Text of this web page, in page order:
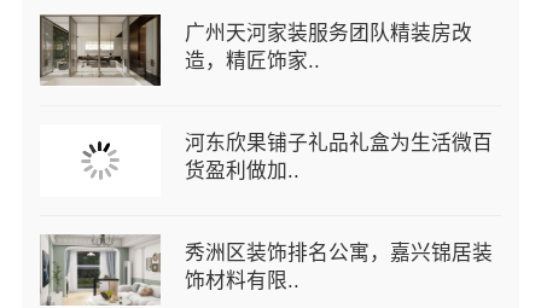
广州天河家装服务团队精装房改
造，精匠饰家..
河东欣果铺子礼品礼盒为生活微百
货盈利做加..
秀洲区装饰排名公寓，嘉兴锦居装
饰材料有限..